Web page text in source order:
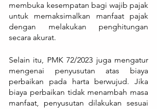
membuka kesempatan bagi wajib pajak
untuk memaksimalkan manfaat pajak
dengan melakukan penghitungan
secara akurat.
Selain itu, PMK 72/2023 juga mengatur
mengenai penyusutan atas biaya
perbaikan pada harta berwujud. Jika
biaya perbaikan tidak menambah masa
manfaat, penyusutan dilakukan sesuai